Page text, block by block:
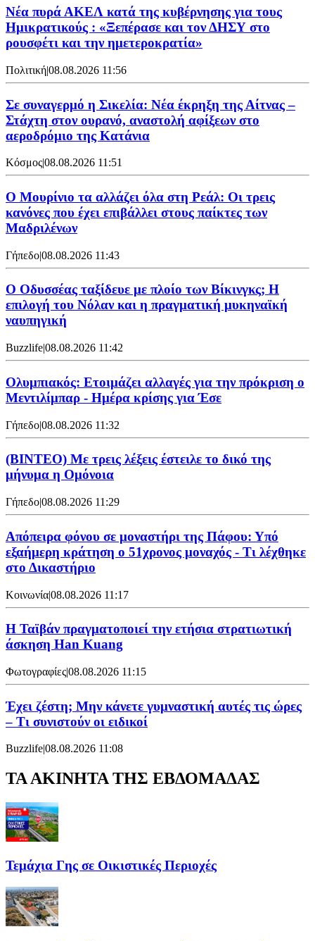
Νέα πυρά ΑΚΕΛ κατά της κυβέρνησης για τους
Ημικρατικούς : «Ξεπέρασε και τον ΔΗΣΥ στο
ρουσφέτι και την ημετεροκρατία»
Πολιτική|08.08.2026 11:56
Σε συναγερμό η Σικελία: Νέα έκρηξη της Αίτνας –
Στάχτη στον ουρανό, αναστολή αφίξεων στο
αεροδρόμιο της Κατάνια
Κόσμος|08.08.2026 11:51
Ο Μουρίνιο τα αλλάζει όλα στη Ρεάλ: Οι τρεις
κανόνες που έχει επιβάλλει στους παίκτες των
Μαδριλένων
Γήπεδο|08.08.2026 11:43
Ο Οδυσσέας ταξίδευε με πλοίο των Βίκινγκς; Η
επιλογή του Νόλαν και η πραγματική μυκηναϊκή
ναυπηγική
Buzzlife|08.08.2026 11:42
Ολυμπιακός: Ετοιμάζει αλλαγές για την πρόκριση ο
Μεντιλίμπαρ - Ημέρα κρίσης για Έσε
Γήπεδο|08.08.2026 11:32
(ΒΙΝΤΕΟ) Με τρεις λέξεις έστειλε το δικό της
μήνυμα η Ομόνοια
Γήπεδο|08.08.2026 11:29
Απόπειρα φόνου σε μοναστήρι της Πάφου: Υπό
εξαήμερη κράτηση ο 51χρονος μοναχός - Τι λέχθηκε
στο Δικαστήριο
Κοινωνία|08.08.2026 11:17
Η Ταϊβάν πραγματοποιεί την ετήσια στρατιωτική
άσκηση Han Kuang
Φωτογραφίες|08.08.2026 11:15
Έχει ζέστη; Μην κάνετε γυμναστική αυτές τις ώρες
– Τι συνιστούν οι ειδικοί
Buzzlife|08.08.2026 11:08
ΤΑ ΑΚΙΝΗΤΑ ΤΗΣ ΕΒΔΟΜΑΔΑΣ
Τεμάχια Γης σε Οικιστικές Περιοχές